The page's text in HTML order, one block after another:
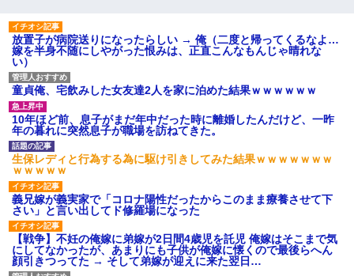
放置子が病院送りになったらしい → 俺（二度と帰ってくるなよ…
嫁を半身不随にしやがった恨みは、正直こんなもんじゃ晴れな
い）
童貞俺、宅飲みした女友達2人を家に泊めた結果ｗｗｗｗｗｗ
10年ほど前、息子がまだ年中だった時に離婚したんだけど、一昨
年の暮れに突然息子が職場を訪ねてきた。
生保レディと行為する為に駆け引きしてみた結果ｗｗｗｗｗｗｗ
ｗｗｗｗｗ
義兄嫁が義実家で「コロナ陽性だったからこのまま療養させて下
さい」と言い出してド修羅場になった
【戦争】不妊の俺嫁に弟嫁が2日間4歳児を託児 俺嫁はそこまで気
にしてなかったが、あまりにも子供が俺嫁に懐くので最後らへん
顔引きつってた → そして弟嫁が迎えに来た翌日…